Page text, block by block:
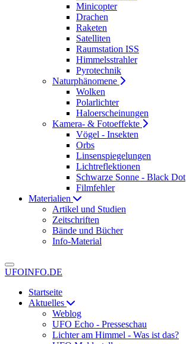
Minicopter
Drachen
Raketen
Satelliten
Raumstation ISS
Himmelsstrahler
Pyrotechnik
Naturphänomene
Wolken
Polarlichter
Haloerscheinungen
Kamera- & Fotoeffekte
Vögel - Insekten
Orbs
Linsenspiegelungen
Lichtreflektionen
Schwarze Sonne - Black Dot
Filmfehler
Materialien
Artikel und Studien
Zeitschriften
Bände und Bücher
Info-Material
UFOINFO.DE
Startseite
Aktuelles
Weblog
UFO Echo - Presseschau
Lichter am Himmel - Was ist das?